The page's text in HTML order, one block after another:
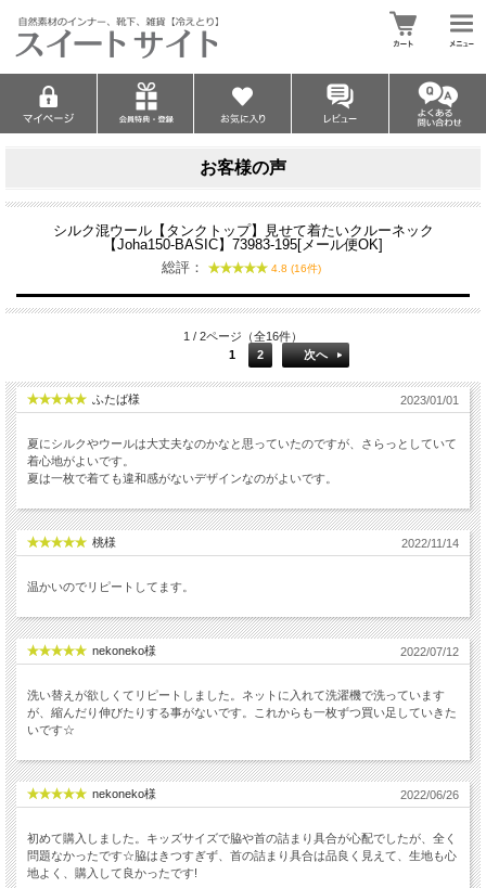
お客様の声
シルク混ウール【タンクトップ】見せて着たいクルーネック
【Joha150-BASIC】73983-195[メール便OK]
総評：
4.8 (16件)
1 / 2ページ（全16件）
1
2 次へ
ふたば様 2023/01/01
夏にシルクやウールは大丈夫なのかなと思っていたのですが、さらっとしていて
着心地がよいです。
夏は一枚で着ても違和感がないデザインなのがよいです。
桃様 2022/11/14
温かいのでリピートしてます。
nekoneko様 2022/07/12
洗い替えが欲しくてリピートしました。ネットに入れて洗濯機で洗っています
が、縮んだり伸びたりする事がないです。これからも一枚ずつ買い足していきた
いです☆
nekoneko様 2022/06/26
初めて購入しました。キッズサイズで脇や首の詰まり具合が心配でしたが、全く
問題なかったです☆脇はきつすぎず、首の詰まり具合は品良く見えて、生地も心
地よく、購入して良かったです!